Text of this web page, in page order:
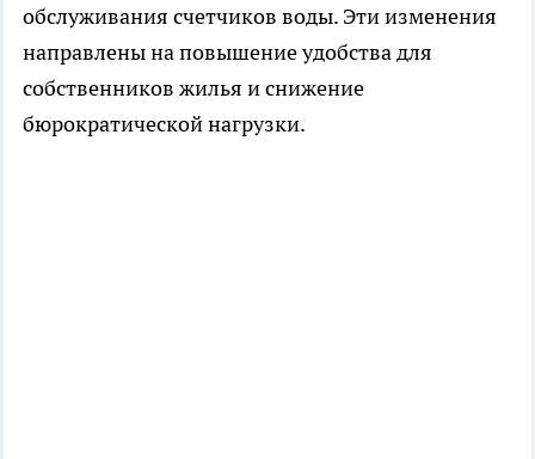
обслуживания счетчиков воды. Эти изменения
направлены на повышение удобства для
собственников жилья и снижение
бюрократической нагрузки.